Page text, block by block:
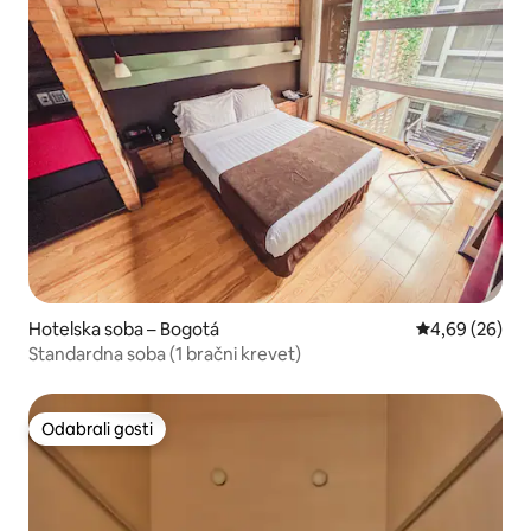
Hotelska soba – Bogotá Prosječna
4,69 (26)
Standardna soba (1 bračni krevet)
Odabrali gosti
Odabrali gosti